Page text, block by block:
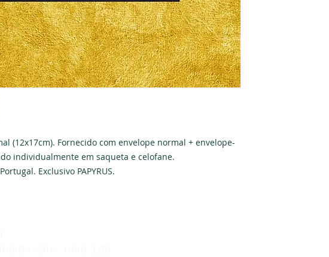
(12x17cm). Fornecido com envelope normal + envelope-
individualmente em saqueta e celofane.
Exclusivo PAPYRUS.